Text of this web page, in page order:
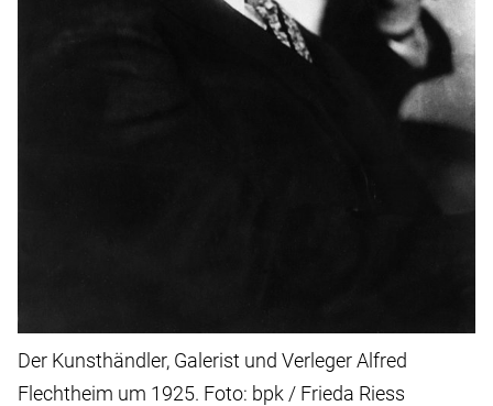
Der Kunsthändler, Galerist und Verleger Alfred
Flechtheim um 1925. Foto: bpk / Frieda Riess